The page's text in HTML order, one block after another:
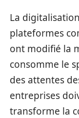
La
plateformes
ont modifié la
consomme le
des attentes
entreprises
transforme la